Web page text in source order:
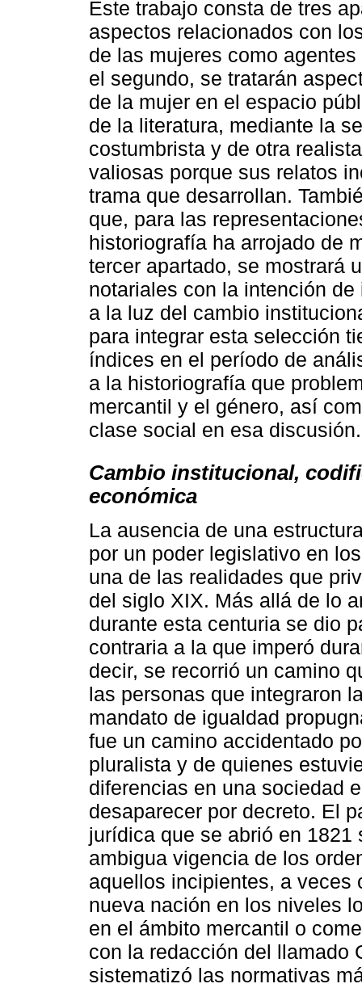
Este trabajo consta de tres
aspectos relacionados con
de las mujeres como
el segundo, se tratarán
de la mujer en el espacio
de la literatura, mediante la
costumbrista y de otra
valiosas porque sus relatos
trama que desarrollan.
que, para las
historiografía ha arrojado de
tercer apartado, se mostrará
notariales con la intención
a la luz del cambio
para integrar esta selección
índices en el período de
a la historiografía que
mercantil y el género, así
clase social en esa discusión.
Cambio institucional,
económica
La ausencia de una
por un poder legislativo en
una de las realidades que
del siglo XIX. Más allá de lo
durante esta centuria se dio
contraria a la que imperó
decir, se recorrió un camino
las personas que integraron
mandato de igualdad
fue un camino accidentado
pluralista y de quienes
diferencias en una sociedad
desaparecer por decreto. El
jurídica que se abrió en
ambigua vigencia de los
aquellos incipientes, a veces
nueva nación en los niveles
en el ámbito mercantil o
con la redacción del llamado
sistematizó las normativas